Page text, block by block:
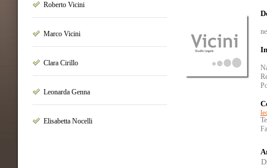
Roberto Vicini
Marco Vicini
Clara Cirillo
Leonarda Genna
Elisabetta Nocelli